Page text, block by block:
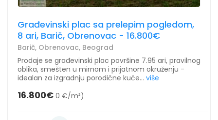
Građevinski plac sa prelepim pogledom,
8 ari, Barič, Obrenovac - 16.800€
Barič, Obrenovac, Beograd
Prodaje se građevinski plac površine 7.95 ari, pravilnog
oblika, smešten u mirnom i prijatnom okruženju -
idealan za izgradnju porodične kuće... više
16.800€ 0 €/m²)